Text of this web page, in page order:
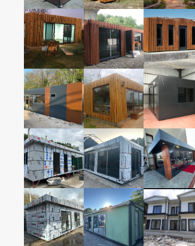
350cmx1200cm
2+1 TAŞINABİLİR
KONUT KONTEYNER
350cmx1200cm
2+1 TAŞINABİLİR